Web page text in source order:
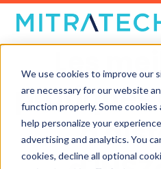
We use cookies to improve our
are necessary for our website
function properly. Some cookies
help personalize your
advertising and analytics. You
cookies, decline all optional
Les
à